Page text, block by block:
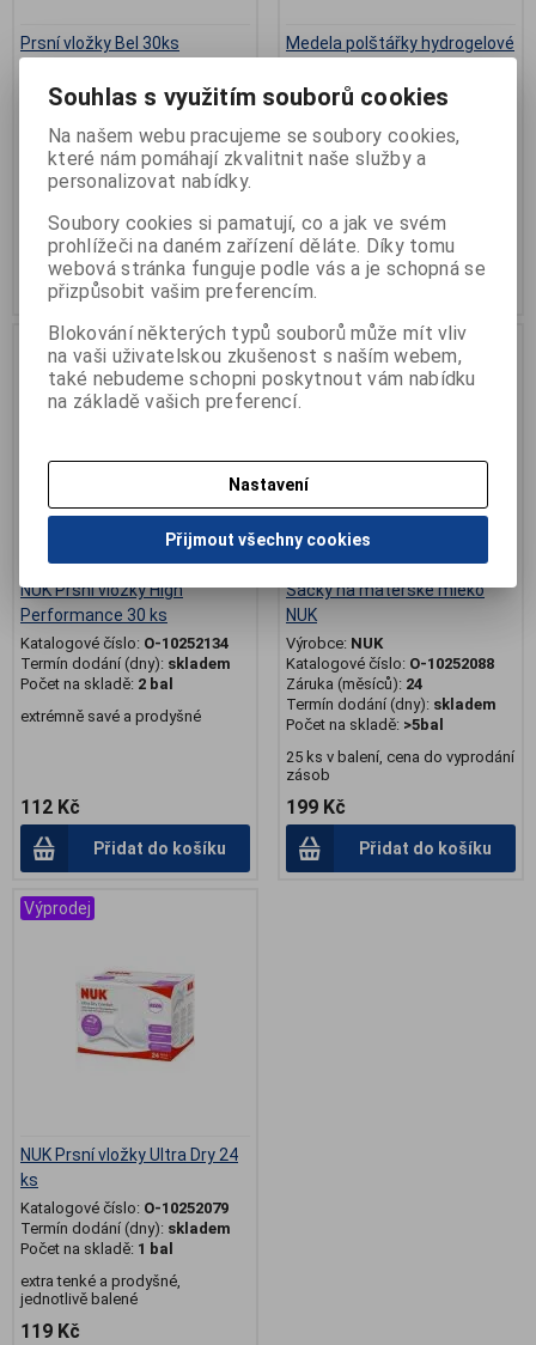
Prsní vložky Bel 30ks
Katalogové číslo: O-7031960
skladem
Počet na skladě: >5ks
balení 30ks
83 Kč
Přidat do košíku
Medela polštářky hydrogelové
Výrobce:Medela
Záruka (měsíců):24
Termín dodání (dny):
683 Kč
Přidat do košíku
NUK Prsní vložky High
Performance 30 ks
Katalogové číslo: O-10252134
Termín dodání (dny): skladem
Počet na skladě: 2 bal
extrémně savé a prodyšné
112 Kč
Přidat do košíku
Sáčky na mateřské mléko
NUK
Výrobce: NUK
Katalogové číslo: O-10252088
Záruka (měsíců): 24
Termín dodání (dny): skladem
Počet na skladě: >5bal
25 ks v balení, cena do vyprodání
zásob
199 Kč
Přidat do košíku
Výprodej
NUK Prsní vložky Ultra Dry 24
ks
Katalogové číslo: O-10252079
Termín dodání (dny): skladem
Počet na skladě: 1 bal
extra tenké a prodyšné,
jednotlivě balené
119 Kč
Souhlas s využitím souborů cookies
Na našem webu pracujeme se soubory cookies,
které nám pomáhají zkvalitnit naše služby a
personalizovat nabídky.
Soubory cookies si pamatují, co a jak ve svém
prohlížeči na daném zařízení děláte. Díky tomu
webová stránka funguje podle vás a je schopná se
přizpůsobit vašim preferencím.
Blokování některých typů souborů může mít vliv
na vaši uživatelskou zkušenost s naším webem,
také nebudeme schopni poskytnout vám nabídku
na základě vašich preferencí.
Nastavení
Přijmout všechny cookies